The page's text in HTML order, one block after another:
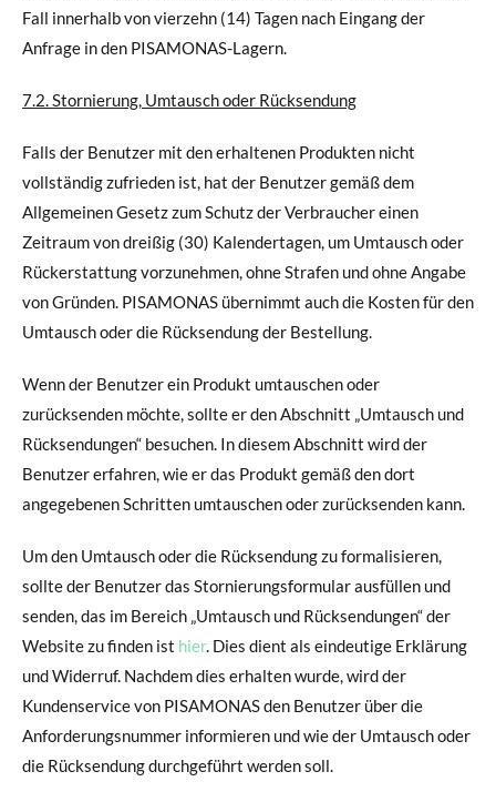
Fall innerhalb von vierzehn (14) Tagen nach Eingang der
Anfrage in den PISAMONAS-Lagern.
7.2. Stornierung, Umtausch oder Rücksendung
Falls der Benutzer mit den erhaltenen Produkten nicht
vollständig zufrieden ist, hat der Benutzer gemäß dem
Allgemeinen Gesetz zum Schutz der Verbraucher einen
Zeitraum von dreißig (30) Kalendertagen, um Umtausch oder
Rückerstattung vorzunehmen, ohne Strafen und ohne Angabe
von Gründen. PISAMONAS übernimmt auch die Kosten für den
Umtausch oder die Rücksendung der Bestellung.
Wenn der Benutzer ein Produkt umtauschen oder
zurücksenden möchte, sollte er den Abschnitt „Umtausch und
Rücksendungen“ besuchen. In diesem Abschnitt wird der
Benutzer erfahren, wie er das Produkt gemäß den dort
angegebenen Schritten umtauschen oder zurücksenden kann.
Um den Umtausch oder die Rücksendung zu formalisieren,
sollte der Benutzer das Stornierungsformular ausfüllen und
senden, das im Bereich „Umtausch und Rücksendungen“ der
Website zu finden ist hier. Dies dient als eindeutige Erklärung
und Widerruf. Nachdem dies erhalten wurde, wird der
Kundenservice von PISAMONAS den Benutzer über die
Anforderungsnummer informieren und wie der Umtausch oder
die Rücksendung durchgeführt werden soll.